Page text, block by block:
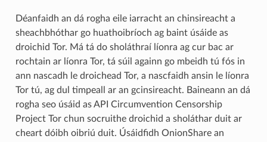
Déanfaidh an dá rogha eile iarracht an chinsireacht a
sheachbhóthar go huathoibríoch ag baint úsáide as
droichid Tor. Má tá do sholáthraí líonra ag cur bac ar
rochtain ar líonra Tor, tá súil againn go mbeidh tú fós in
ann nascadh le droichead Tor, a nascfaidh ansin le líonra
Tor tú, ag dul timpeall ar an gcinsireacht. Baineann an dá
rogha seo úsáid as API Circumvention Censorship
Project Tor chun socruithe droichid a sholáthar duit ar
cheart dóibh oibriú duit. Úsáidfidh OnionShare an